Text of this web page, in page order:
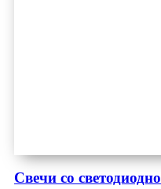
Свечи со